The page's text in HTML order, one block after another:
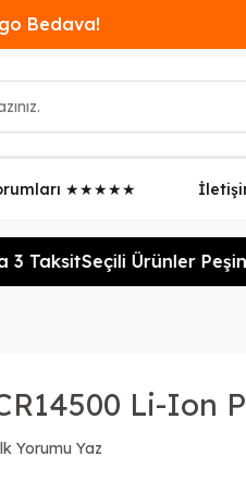
Bedava!
★★★★★
TaksitSeçili Ürünler Peşin
Li-Ion
Yorumu Yaz